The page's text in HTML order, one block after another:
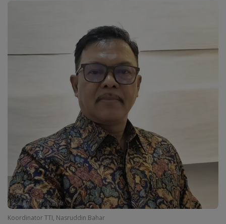
Koordinator TTI, Nasruddin Bahar